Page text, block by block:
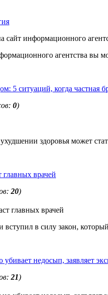
сайт информационного
агентства вы
5 ситуаций, когда частная
0)
здоровья может
главных врачей
20)
вступил в силу закон,
недосып, заявляет
21)